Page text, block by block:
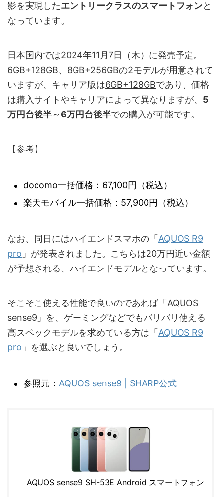
影を実現したエントリークラスのスマートフォンと
なっています。
日本国内では2024年11月7日（木）に発売予定。
6GB+128GB、8GB+256GBの2モデルが用意されて
いますが、キャリア版は6GB+128GBであり、価格
は購入サイトやキャリアによって異なりますが、 5
万円台後半～6万円台後半での購入が可能です。
【参考】
docomo一括価格：67,100円（税込）
楽天モバイル一括価格：57,900円（税込）
なお、同日にはハイエンドスマホの「 AQUOS R9
pro 」が発表されました。こちらは20万円近い金額
が予想される、ハイエンドモデルとなっています。
そこそこ使える性能で良いのであれば「AQUOS
sense9」を、ゲーミングなどでもバリバリ使える
高スペックモデルを求めている方は「 AQUOS R9
pro 」を選ぶと良いでしょう。
参照元： AQUOS sense9 | SHARP公式
AQUOS sense9 SH-53E Android スマートフォン